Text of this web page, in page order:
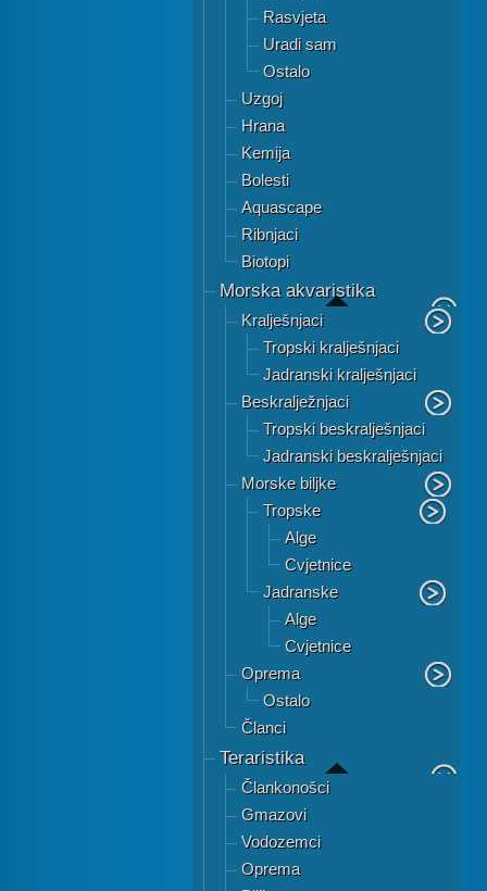
Rasvjeta
Uradi sam
Ostalo
Uzgoj
Hrana
Kemija
Bolesti
Aquascape
Ribnjaci
Biotopi
Morska akvaristika
Kralješnjaci
Tropski kralješnjaci
Jadranski kralješnjaci
Beskralježnjaci
Tropski beskralješnjaci
Jadranski beskralješnjaci
Morske biljke
Tropske
Alge
Cvjetnice
Jadranske
Alge
Cvjetnice
Oprema
Ostalo
Članci
Teraristika
Člankonošci
Gmazovi
Vodozemci
Oprema